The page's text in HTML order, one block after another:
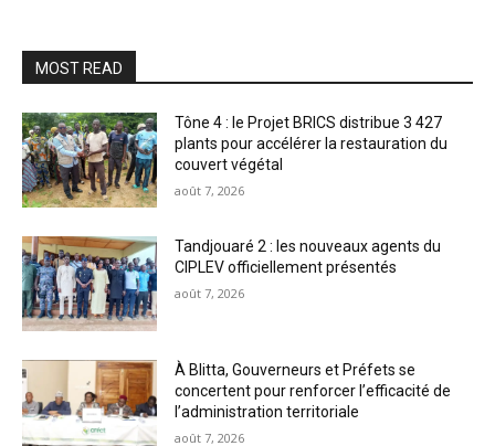
MOST READ
Tône 4 : le Projet BRICS distribue 3 427
plants pour accélérer la restauration du
couvert végétal
août 7, 2026
Tandjouaré 2 : les nouveaux agents du
CIPLEV officiellement présentés
août 7, 2026
À Blitta, Gouverneurs et Préfets se
concertent pour renforcer l’efficacité de
l’administration territoriale
août 7, 2026